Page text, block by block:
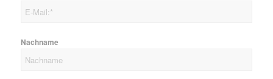
Nachname